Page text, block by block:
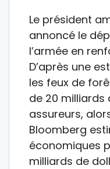
Le président
annoncé le
l’armée en
D’après une
les feux de
de 20 milliards
assureurs,
Bloomberg
économiques
milliards de